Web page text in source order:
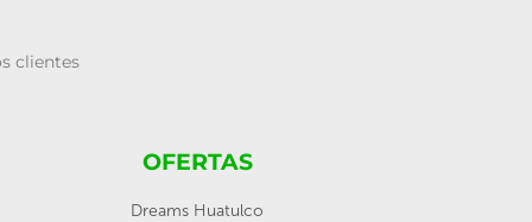
clientes
OFERTAS
Dreams Huatulco